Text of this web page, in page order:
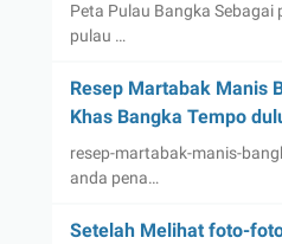
Peta Pulau Bangka Sebagai
pulau …
Resep Martabak Manis
Khas Bangka Tempo
resep-martabak-manis-
anda pena…
Setelah Melihat foto-